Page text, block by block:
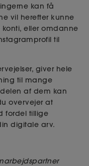
kan få
vil herefter kunne
eller omdanne
til
giver hele
til mange
af dem kan
overvejer at
fordel tillige
digitale arv.